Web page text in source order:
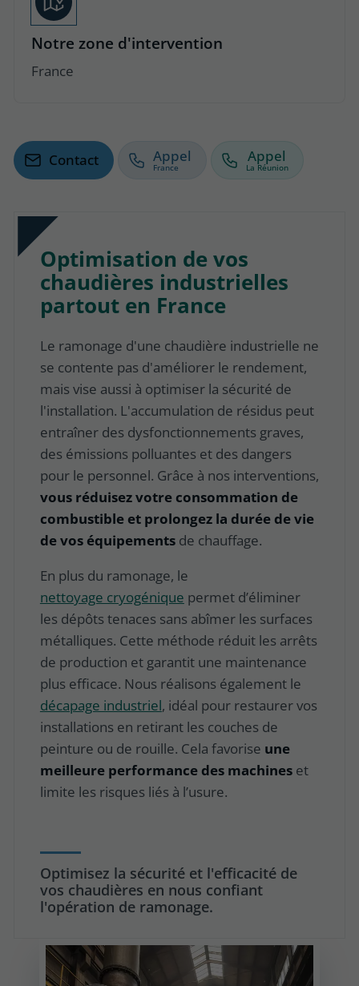
Notre zone d'intervention
France
Contact Appel Appel
Optimisation de vos
chaudières industrielles
partout en France
Le ramonage d'une chaudière industrielle ne
se contente pas d'améliorer le rendement,
mais vise aussi à optimiser la sécurité de
l'installation. L'accumulation de résidus peut
entraîner des dysfonctionnements graves,
des émissions polluantes et des dangers
pour le personnel. Grâce à nos interventions,
vous réduisez votre consommation de
combustible et prolongez la durée de vie
de vos équipementsde chauffage.
En plus du ramonage, le
nettoyage cryogénique permet d’éliminer
les dépôts tenaces sans abîmer les surfaces
métalliques. Cette méthode réduit les arrêts
de production et garantit une maintenance
plus efficace. Nous réalisons également le
décapage industriel, idéal pour restaurer vos
installations en retirant les couches de
peinture ou de rouille. Cela favorise une
meilleure performance des machineset
limite les risques liés à l’usure.
Optimisez la sécurité et l'efficacité de
vos chaudières en nous confiant
l'opération de ramonage.